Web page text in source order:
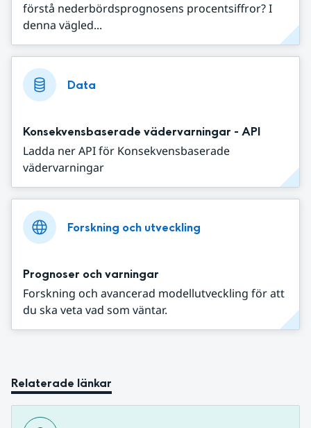
förstå nederbördsprognosens procentsiffror? I
denna vägled...
Data
Konsekvensbaserade vädervarningar - API
Ladda ner API för Konsekvensbaserade
vädervarningar
Forskning och utveckling
Prognoser och varningar
Forskning och avancerad modellutveckling för att
du ska veta vad som väntar.
Relaterade länkar